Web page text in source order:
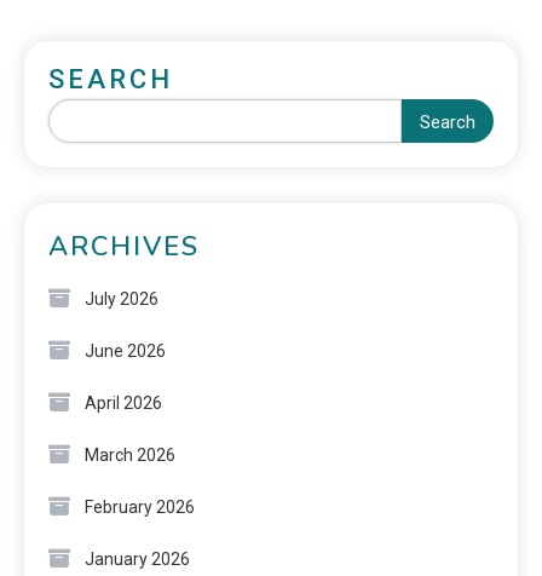
SEARCH
Search
ARCHIVES
July 2026
June 2026
April 2026
March 2026
February 2026
January 2026